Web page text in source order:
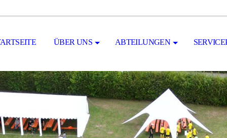
ÜBER UNS ABTEILUNGEN